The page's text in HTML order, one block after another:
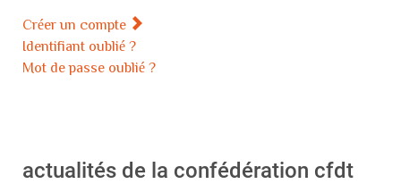
Créer un compte
Identifiant oublié ?
Mot de passe oublié ?
actualités de la confédération cfdt